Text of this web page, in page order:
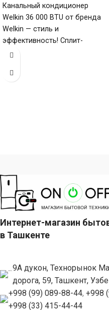
Канальный кондиционер
Welkin 36 000 BTU от бренда
Welkin — стиль и
эффективность! Сплит-
система мощностью 36000
Интернет-магазин
в Ташкенте
9А дукон, Технорынок
дорога, 59, Ташкент,
+998 (99) 089-88-44, +998
+998 (33) 415-44-44